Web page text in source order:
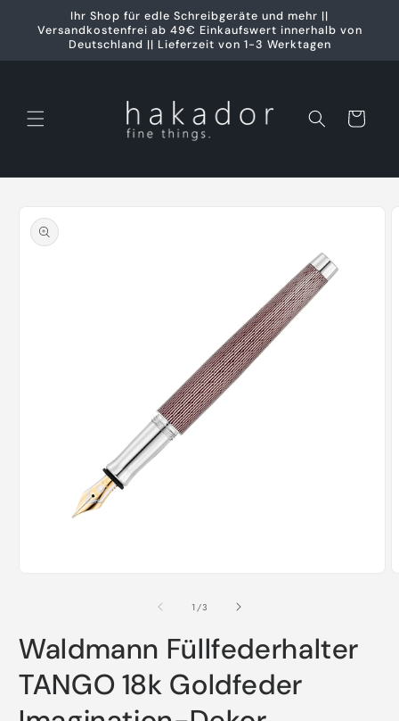
Inhalt
Ihr Shop für edle Schreibgeräte und mehr ||
Versandkostenfrei ab 49€ Einkaufswert innerhalb von
Deutschland || Lieferzeit von 1-3 Werktagen
Warenkorb
1 /von
3
Waldmann Füllfederhalter
TANGO 18k Goldfeder